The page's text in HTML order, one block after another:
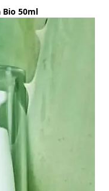
Bio 50ml